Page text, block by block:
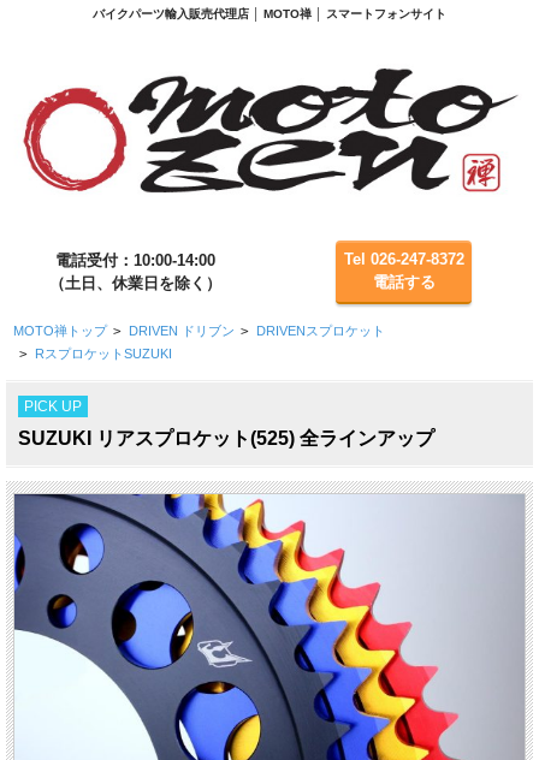
バイクパーツ輸入販売代理店 │ MOTO禅 │ スマートフォンサイト
電話受付：10:00-14:00
（土日、休業日を除く）
Tel 026-247-8372
電話する
MOTO禅トップ > DRIVEN ドリブン > DRIVENスプロケット
> RスプロケットSUZUKI
PICK UP
SUZUKI リアスプロケット(525) 全ラインアップ